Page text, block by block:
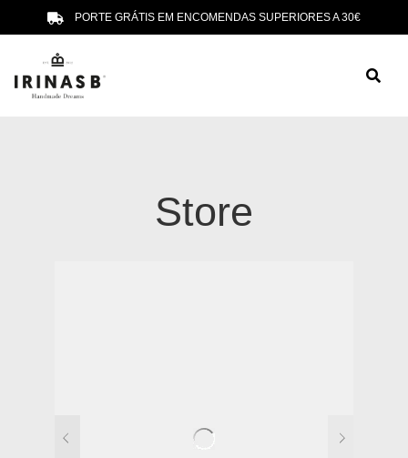
PORTE GRÁTIS EM ENCOMENDAS SUPERIORES A 30€
Store